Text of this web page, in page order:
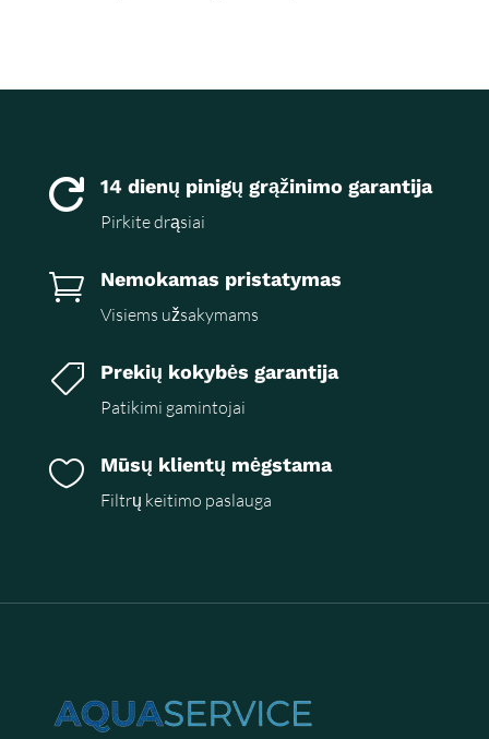
 14 dienų pinigų grąžinimo garantija
Pirkite drąsiai
 Nemokamas pristatymas
Visiems užsakymams
 Prekių kokybės garantija
Patikimi gamintojai
 Mūsų klientų mėgstama
Filtrų keitimo paslauga